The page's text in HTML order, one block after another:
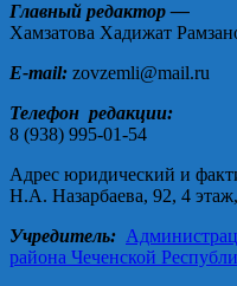
Главный редактор —
Хамзатова Хадижат
E-mail: zovzemli@mail.ru
Телефон редакции:
8 (938) 995-01-54
Адрес юридический и
Н.А. Назарбаева, 92, 4
Учредитель:
района Чеченской